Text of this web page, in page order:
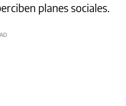
planes sociales.